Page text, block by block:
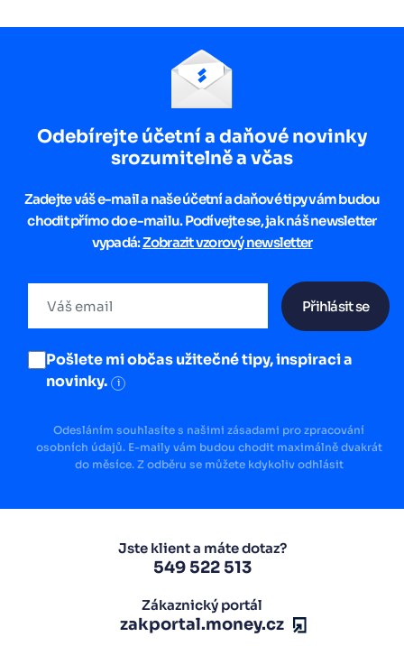
Odebírejte účetní a daňové novinky
srozumitelně a včas
Zadejte váš e-mail a naše účetní a daňové tipy vám budou
chodit přímo do e-mailu. Podívejte se, jak náš newsletter
vypadá:Zobrazit vzorový newsletter
Přihlásit se
Pošlete mi občas užitečné tipy, inspiraci a
novinky.
i
Odesláním souhlasíte s našimi zásadami pro zpracování
osobních údajů. E-maily vám budou chodit maximálně dvakrát
do měsíce. Z odběru se můžete kdykoliv odhlásit
Jste klient a máte dotaz?
549 522 513
Zákaznický portál
zakportal.money.cz